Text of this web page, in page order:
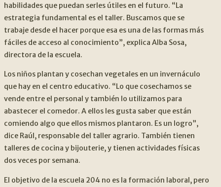
habilidades que puedan serles útiles en el futuro. “La
estrategia fundamental es el taller. Buscamos que se
trabaje desde el hacer porque esa es una de las formas más
fáciles de acceso al conocimiento”, explica Alba Sosa,
directora de la escuela.
Los niños plantan y cosechan vegetales en un invernáculo
que hay en el centro educativo. “Lo que cosechamos se
vende entre el personal y también lo utilizamos para
abastecer el comedor. A ellos les gusta saber que están
comiendo algo que ellos mismos plantaron. Es un logro”,
dice Raúl, responsable del taller agrario. También tienen
talleres de cocina y bijouterie, y tienen actividades físicas
dos veces por semana.
El objetivo de la escuela 204 no es la formación laboral, pero